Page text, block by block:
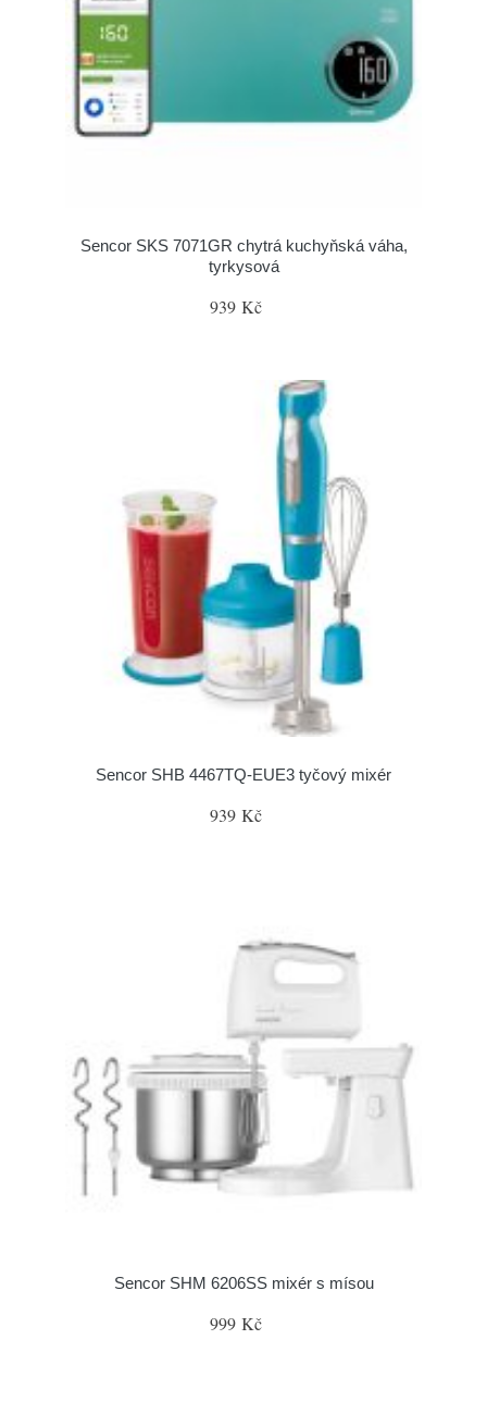
Sencor SKS 7071GR chytrá kuchyňská váha,
tyrkysová
939 Kč
Sencor SHB 4467TQ-EUE3 tyčový mixér
939 Kč
Sencor SHM 6206SS mixér s mísou
999 Kč